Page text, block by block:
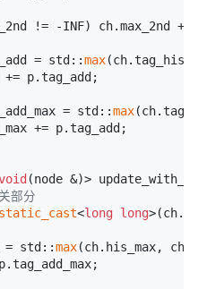
!= -INF) ch.max_2nd
= std::
max
+= p.tag_add;
= std::
max
+= p.tag_add;
(node &)>
部分
static_cast<long long
= std::
max(ch.his_max,